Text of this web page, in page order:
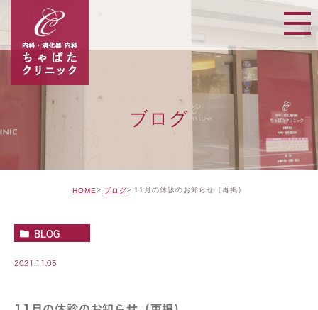
ブログ
HOME ブログ 11月の休診のお知らせ（再掲）
BLOG
2021.11.05